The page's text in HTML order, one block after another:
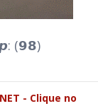
(𝟵𝟴)
- Clique no